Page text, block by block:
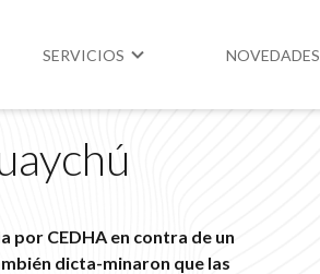
SERVICIOS
Higiene y Seguridad
Legislación
NOVEDADES
por CEDHA en contra de un
dicta-minaron que las